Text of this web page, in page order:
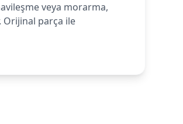
veya morarma,
Orijinal parça ile